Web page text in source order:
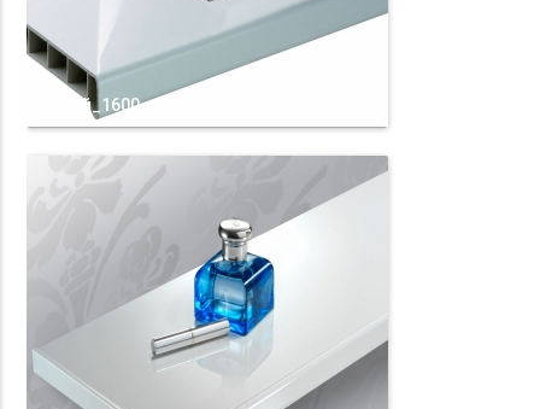
белый_1600